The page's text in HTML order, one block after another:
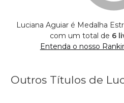
Luciana Aguiar é Medalha
com um total de 6
Entenda o nosso
Outros Títulos de